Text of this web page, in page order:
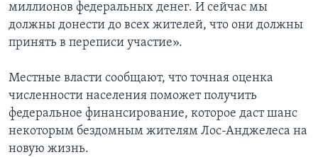
миллионов федеральных денег. И сейчас мы
должны донести до всех жителей, что они должны
принять в переписи участие».
Местные власти сообщают, что точная оценка
численности населения поможет получить
федеральное финансирование, которое даст шанс
некоторым бездомным жителям Лос-Анджелеса на
новую жизнь.